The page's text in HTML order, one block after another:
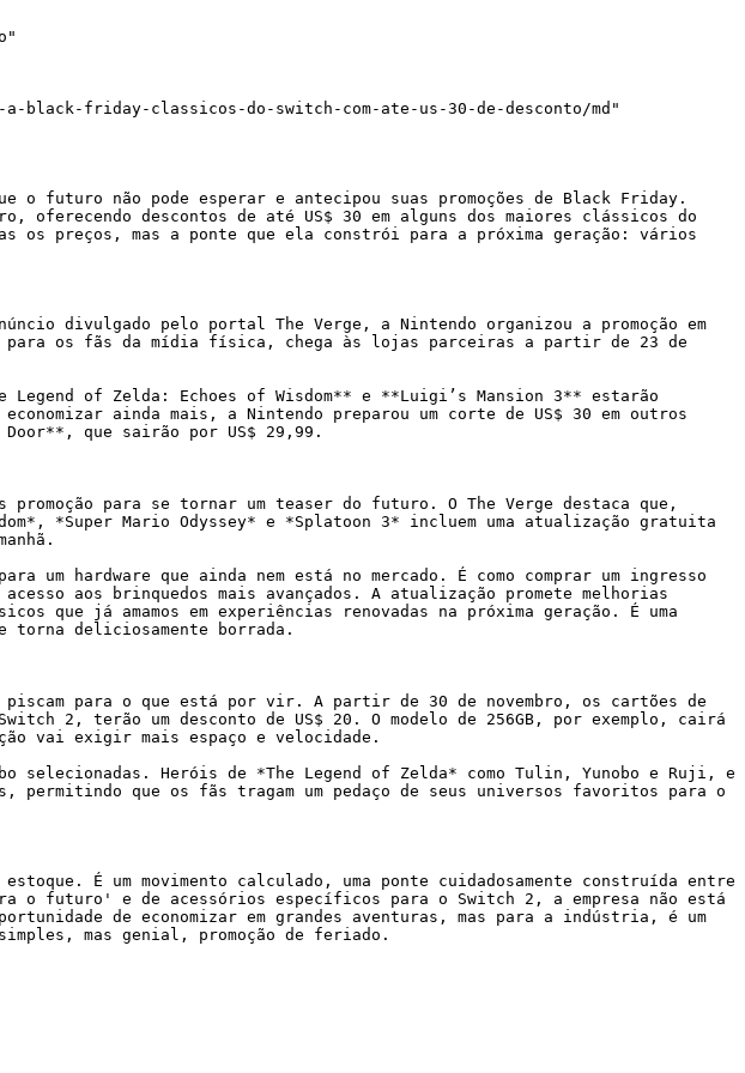
black-friday-classicos-do-switch-com-ate-us-30-de-desconto/md"
futuro não pode esperar e antecipou suas promoções de Black Friday.
oferecendo descontos de até US$ 30 em alguns dos maiores clássicos do
os preços, mas a ponte que ela constrói para a próxima geração: vários
divulgado pelo portal The Verge, a Nintendo organizou a promoção em
para os fãs da mídia física, chega às lojas parceiras a partir de 23 de
of Zelda: Echoes of Wisdom** e **Luigi’s Mansion 3** estarão
ainda mais, a Nintendo preparou um corte de US$ 30 em outros
que sairão por US$ 29,99.
para se tornar um teaser do futuro. O The Verge destaca que,
*Super Mario Odyssey* e *Splatoon 3* incluem uma atualização gratuita
hardware que ainda nem está no mercado. É como comprar um ingresso
aos brinquedos mais avançados. A atualização promete melhorias
já amamos em experiências renovadas na próxima geração. É uma
deliciosamente borrada.
para o que está por vir. A partir de 30 de novembro, os cartões de
2, terão um desconto de US$ 20. O modelo de 256GB, por exemplo, cairá
vai exigir mais espaço e velocidade.
selecionadas. Heróis de *The Legend of Zelda* como Tulin, Yunobo e Ruji, e
permitindo que os fãs tragam um pedaço de seus universos favoritos para o
É um movimento calculado, uma ponte cuidadosamente construída entre
o futuro' e de acessórios específicos para o Switch 2, a empresa não está
de economizar em grandes aventuras, mas para a indústria, é um
mas genial, promoção de feriado.